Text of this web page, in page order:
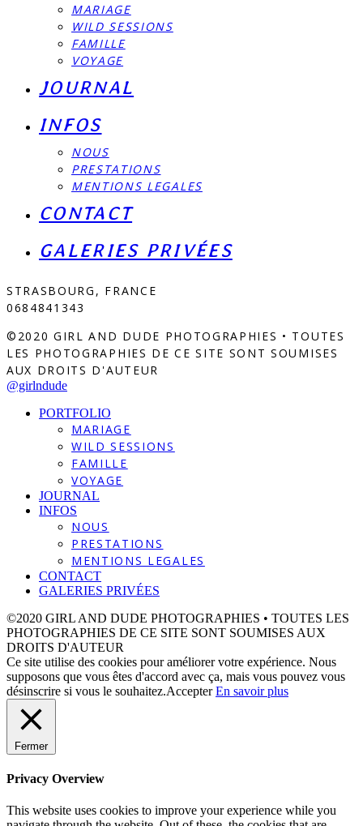
MARIAGE
WILD SESSIONS
FAMILLE
VOYAGE
JOURNAL
INFOS
NOUS
PRESTATIONS
MENTIONS LEGALES
CONTACT
GALERIES PRIVÉES
STRASBOURG, FRANCE
0684841343
©2020 GIRL AND DUDE PHOTOGRAPHIES • TOUTES
LES PHOTOGRAPHIES DE CE SITE SONT SOUMISES
AUX DROITS D'AUTEUR
@girlndude
PORTFOLIO
MARIAGE
WILD SESSIONS
FAMILLE
VOYAGE
JOURNAL
INFOS
NOUS
PRESTATIONS
MENTIONS LEGALES
CONTACT
GALERIES PRIVÉES
©2020 GIRL AND DUDE PHOTOGRAPHIES • TOUTES LES
PHOTOGRAPHIES DE CE SITE SONT SOUMISES AUX
DROITS D'AUTEUR
Ce site utilise des cookies pour améliorer votre expérience. Nous
supposons que vous êtes d'accord avec ça, mais vous pouvez vous
désinscrire si vous le souhaitez.Accepter En savoir plus
Fermer
Privacy Overview
This website uses cookies to improve your experience while you